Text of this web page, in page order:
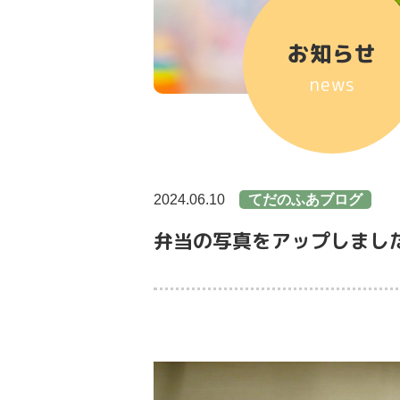
お知らせ
news
2024.06.10 てだのふあブログ
弁当の写真をアップしまし